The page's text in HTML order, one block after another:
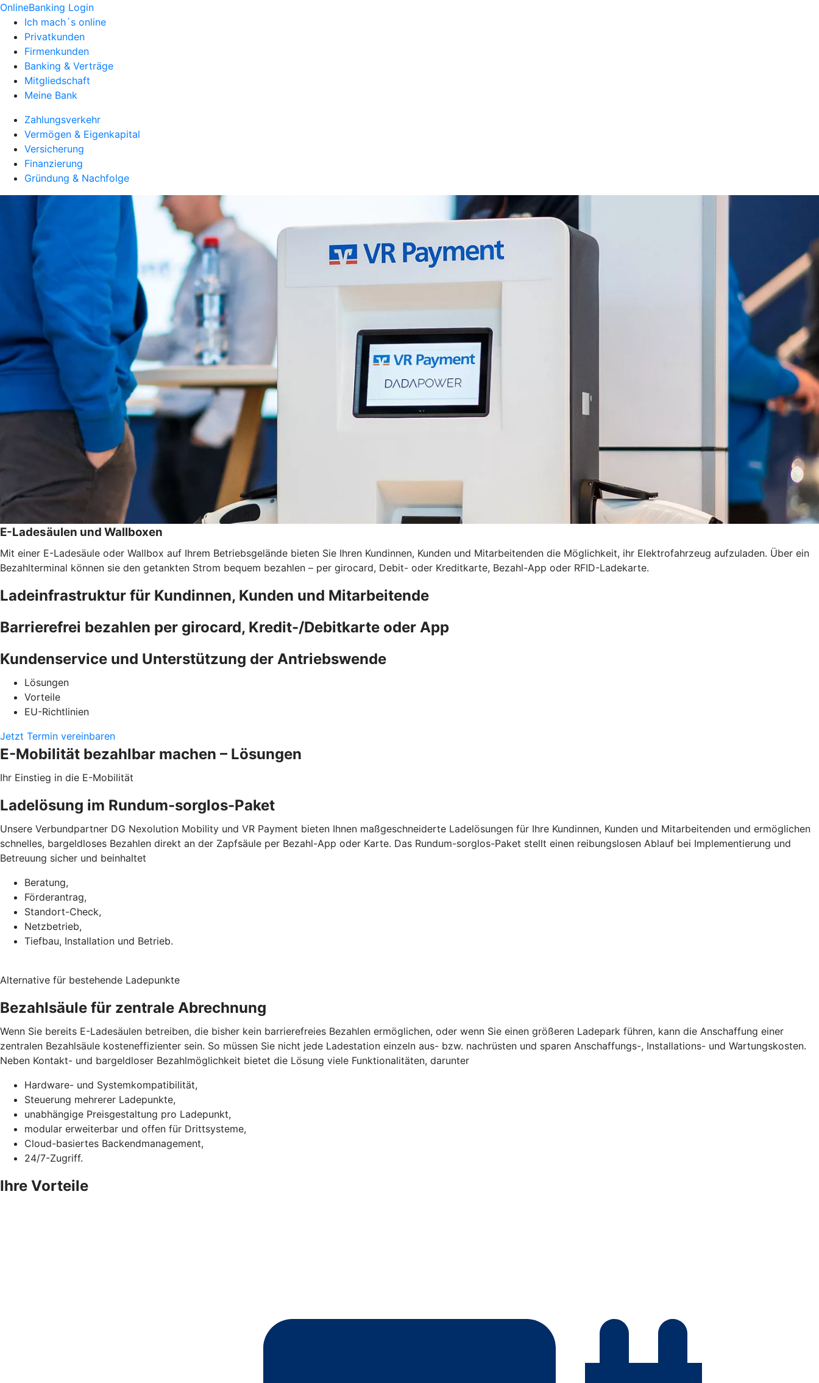
OnlineBanking Login
Ich mach´s online
Privatkunden
Firmenkunden
Banking & Verträge
Mitgliedschaft
Meine Bank
Zahlungsverkehr
Vermögen & Eigenkapital
Versicherung
Finanzierung
Gründung & Nachfolge
E-Ladesäulen und Wallboxen
Mit einer E-Ladesäule oder Wallbox auf Ihrem Betriebsgelände bieten Sie Ihren Kundinnen, Kunden und Mitarbeitenden die Möglichkeit, ihr Elektrofahrzeug aufzuladen. Über ein
Bezahlterminal können sie den getankten Strom bequem bezahlen – per girocard, Debit- oder Kreditkarte, Bezahl-App oder RFID-Ladekarte.
Ladeinfrastruktur für Kundinnen, Kunden und Mitarbeitende
Barrierefrei bezahlen per girocard, Kredit-/Debitkarte oder App
Kundenservice und Unterstützung der Antriebswende
Lösungen
Vorteile
EU-Richtlinien
Jetzt Termin vereinbaren
E-Mobilität bezahlbar machen – Lösungen
Ihr Einstieg in die E-Mobilität
Ladelösung im Rundum-sorglos-Paket
Unsere Verbundpartner DG Nexolution Mobility und VR Payment bieten Ihnen maßgeschneiderte Ladelösungen für Ihre Kundinnen, Kunden und Mitarbeitenden und ermöglichen
schnelles, bargeldloses Bezahlen direkt an der Zapfsäule per Bezahl-App oder Karte. Das Rundum-sorglos-Paket stellt einen reibungslosen Ablauf bei Implementierung und
Betreuung sicher und beinhaltet
Beratung,
Förderantrag,
Standort-Check,
Netzbetrieb,
Tiefbau, Installation und Betrieb.
Alternative für bestehende Ladepunkte
Bezahlsäule für zentrale Abrechnung
Wenn Sie bereits E-Ladesäulen betreiben, die bisher kein barrierefreies Bezahlen ermöglichen, oder wenn Sie einen größeren Ladepark führen, kann die Anschaffung einer
zentralen Bezahlsäule kosteneffizienter sein. So müssen Sie nicht jede Ladestation einzeln aus- bzw. nachrüsten und sparen Anschaffungs-, Installations- und Wartungskosten.
Neben Kontakt- und bargeldloser Bezahlmöglichkeit bietet die Lösung viele Funktionalitäten, darunter
Hardware- und Systemkompatibilität,
Steuerung mehrerer Ladepunkte,
unabhängige Preisgestaltung pro Ladepunkt,
modular erweiterbar und offen für Drittsysteme,
Cloud-basiertes Backendmanagement,
24/7-Zugriff.
Ihre Vorteile